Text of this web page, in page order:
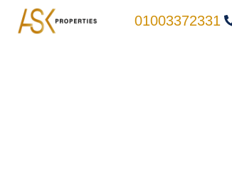
01003372331